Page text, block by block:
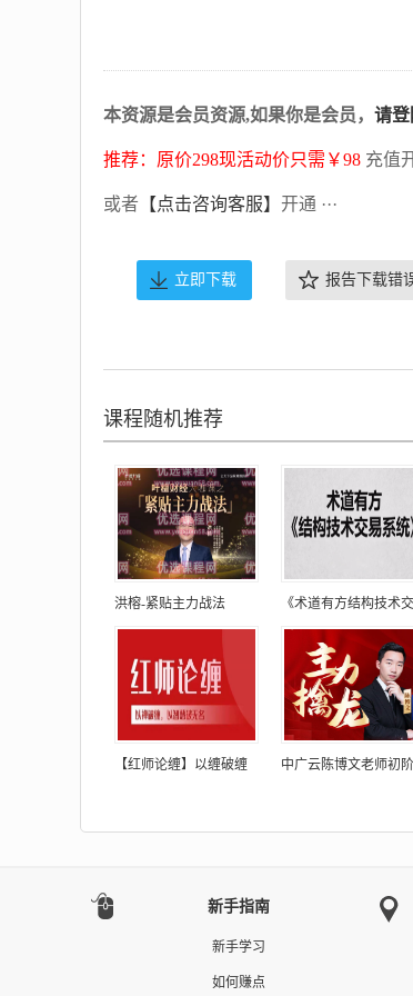
本资源是会员资源,如果你是会员， 请登
推荐：原价298现活动价只需￥98 充值
或者 【点击咨询客服】 开通 ···
立即下载 报告下载错
课程随机推荐
洪榕-紧贴主力战法 《术道有方结构技术交
【红师论缠】以缠破缠 中广云陈博文老师初阶
新手指南
新手学习
如何赚点